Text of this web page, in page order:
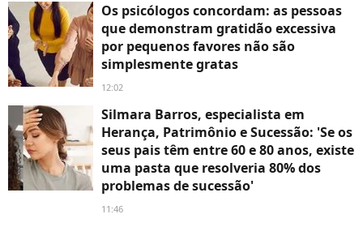
Os psicólogos concordam: as pessoas
que demonstram gratidão excessiva
por pequenos favores não são
simplesmente gratas
12:02
Silmara Barros, especialista em
Herança, Patrimônio e Sucessão: 'Se os
seus pais têm entre 60 e 80 anos, existe
uma pasta que resolveria 80% dos
problemas de sucessão'
11:46